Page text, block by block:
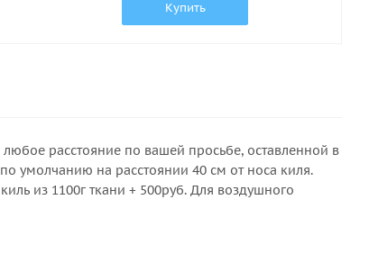
Купить
расстояние по вашей просьбе, оставленной в
умолчанию на расстоянии 40 см от носа киля.
из 1100г ткани + 500руб. Для воздушного